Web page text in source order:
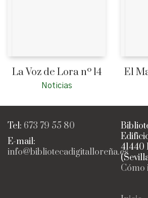
La Voz de Lora nº 14
Noticias
El
Tel: 673 79 55 80
E-mail:
info@bibliotecadigitalloreña.es41440
Cómo